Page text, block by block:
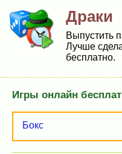
Драки
Выпустить
Лучше
бесплатно.
Игры онлайн
Бокс